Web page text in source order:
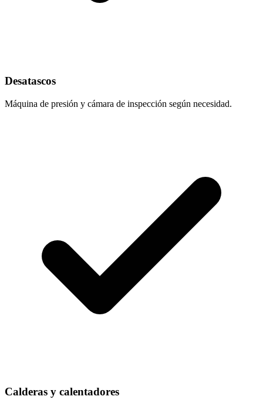
Desatascos
Máquina de presión y cámara de inspección según necesidad.
Calderas y calentadores